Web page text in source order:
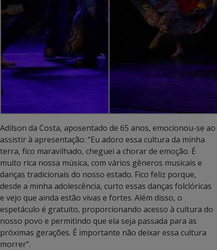
Adilson da Costa, aposentado de 65 anos, emocionou-se ao
assistir à apresentação: “Eu adoro essa cultura da minha
terra, fico maravilhado, cheguei a chorar de emoção. É
muito rica nossa música, com vários gêneros musicais e
danças tradicionais do nosso estado. Fico feliz porque,
desde a minha adolescência, curto essas danças folclóricas
e vejo que ainda estão vivas e fortes. Além disso, o
espetáculo é gratuito, proporcionando acesso à cultura do
nosso povo e permitindo que ela seja passada para as
próximas gerações. É importante não deixar essa cultura
morrer”.